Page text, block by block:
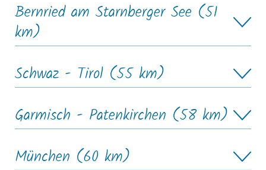
Bernried am Starnberger See (51
km)
Schwaz - Tirol (55 km)
Garmisch - Patenkirchen (58 km)
München (60 km)